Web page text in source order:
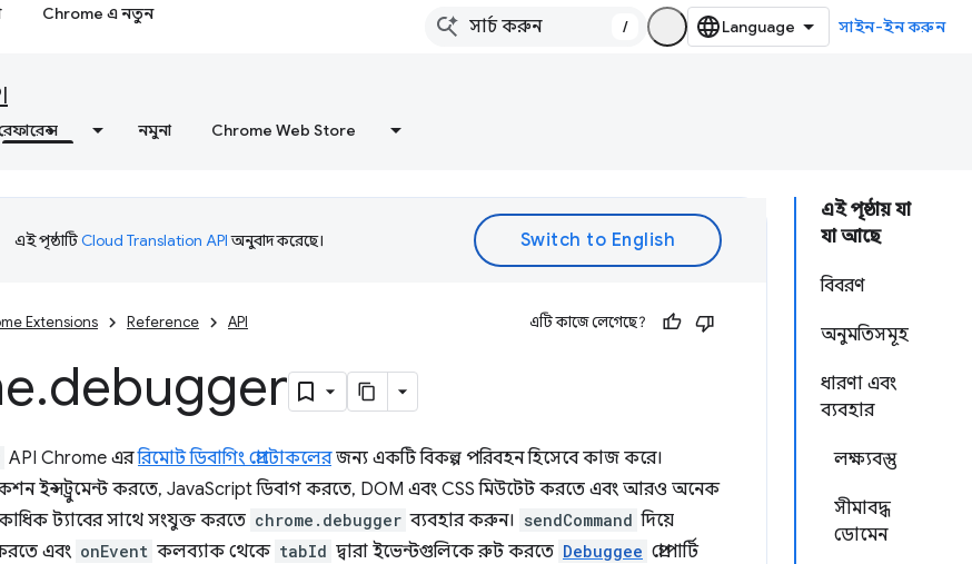
Chrome এ নতুন
/ সাইন-ইন করুন
নমুনা Chrome Web Store
এই পৃষ্ঠায় যা
যা আছে
বিবরণ
অনুমতিসমূহ
ধারণা এবং
ব্যবহার
লক্ষ্যবস্তু
সীমাবদ্ধ
ডোমেন
এই পৃষ্ঠাটিCloud Translation APIঅনুবাদ করেছে।
Extensions Reference API এটি কাজে লেগেছে?
.debugger
API Chrome এররিমোট ডিবাগিং প্রোটোকলেরজন্য একটি বিকল্প পরিবহন হিসেবে কাজ করে।
ইন্সট্রুমেন্ট করতে, JavaScript ডিবাগ করতে, DOM এবং CSS মিউটেট করতে এবং আরও অনেক
ট্যাবের সাথে সংযুক্ত করতে chrome.debugger ব্যবহার করুন। sendCommand দিয়ে
এবং onEvent কলব্যাক থেকে tabId দ্বারা ইভেন্টগুলিকে রুট করতে Debuggee প্রোপার্টি